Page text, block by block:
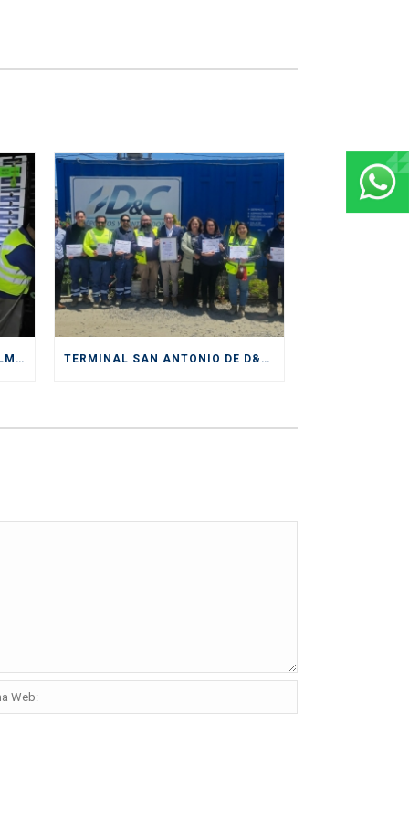
D&C DIVISIÓN DEPÓSITOS CULMINA EXITOSAMENTE SERVICIOS PRESTADOS DURANTE CICLO DE EXPORTACIÓN DE CEREZAS TERMINAL SAN ANTONIO DE D&C RECIBE IMPORTANTE CERTIFICACIÓN DE SENDA COMO “ESPACIO PREVENTIVO”